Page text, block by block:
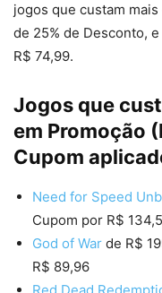
jogos que custam
de 25% de Desconto,
R$ 74,99.
Jogos que
em Promoção
Cupom
Need for Speed
Cupom por R$
God of War de R$
R$ 89,96